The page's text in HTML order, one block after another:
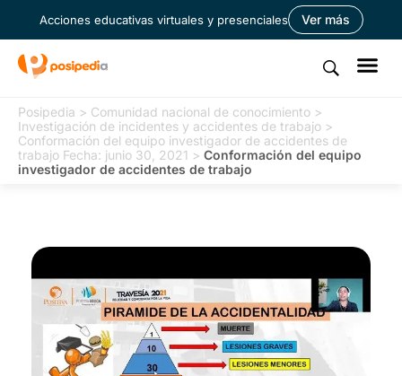
Acciones educativas virtuales y presenciales Ver más
Posipedia > Comunidad nacional de conocimiento >
Investigación de incidentes y accidentes de trabajo >
Conformación del equipo investigador de accidentes de
trabajo Fecha: junio 30, 2021 > Conformación del equipo
investigador de accidentes de trabajo